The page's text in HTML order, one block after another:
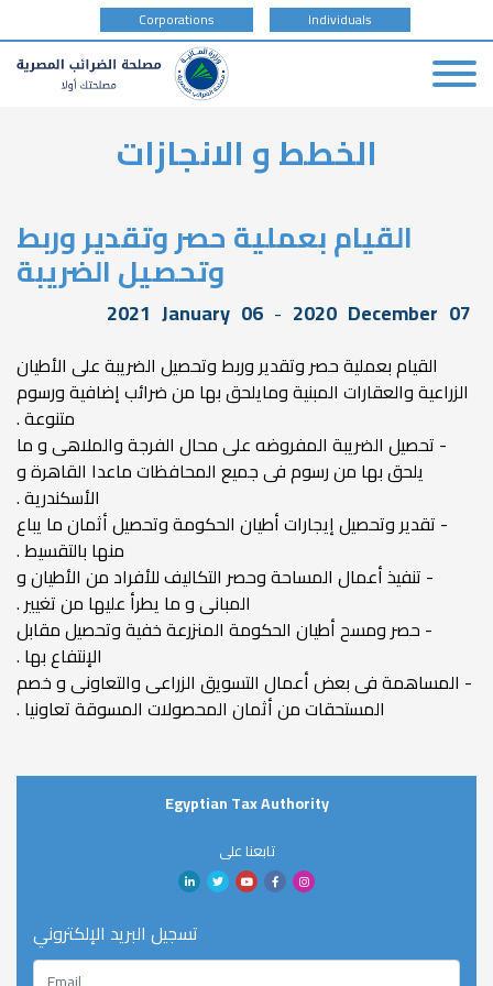
type
Corporations Individuals
الخطط و الانجازات
القيام بعملية حصر وتقدير وربط
وتحصيل الضريبة
07
December
2020
-
06
January
2021
القيام بعملية حصر وتقدير وربط وتحصيل الضريبة على الأطيان
الزراعية والعقارات المبنية ومايلحق بها من ضرائب إضافية ورسوم
متنوعة .
- تحصيل الضريبة المفروضه على محال الفرجة والملاهى و ما
يلحق بها من رسوم فى جميع المحافظات ماعدا القاهرة و
الأسكندرية .
- تقدير وتحصيل إيجارات أطيان الحكومة وتحصيل أثمان ما يباع
منها بالتقسيط .
- تنفيذ أعمال المساحة وحصر التكاليف للأفراد من الأطيان و
المبانى و ما يطرأ عليها من تغيير .
- حصر ومسح أطيان الحكومة المنزرعة خفية وتحصيل مقابل
الإنتفاع بها .
- المساهمة فى بعض أعمال التسويق الزراعى والتعاونى و خصم
المستحقات من أثمان المحصولات المسوقة تعاونيا .
Egyptian Tax Authority
تابعنا على
تسجيل البريد الإلكتروني